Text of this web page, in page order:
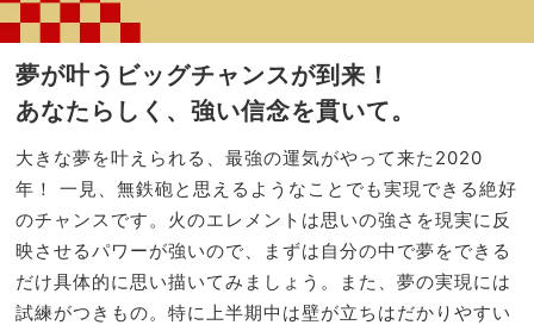
夢が叶うビッグチャンスが到来！
あなたらしく、強い信念を貫いて。
大きな夢を叶えられる、最強の運気がやって来た2020
年！ 一見、無鉄砲と思えるようなことでも実現できる絶好
のチャンスです。火のエレメントは思いの強さを現実に反
映させるパワーが強いので、まずは自分の中で夢をできる
だけ具体的に思い描いてみましょう。また、夢の実現には
試練がつきもの。特に上半期中は壁が立ちはだかりやすい